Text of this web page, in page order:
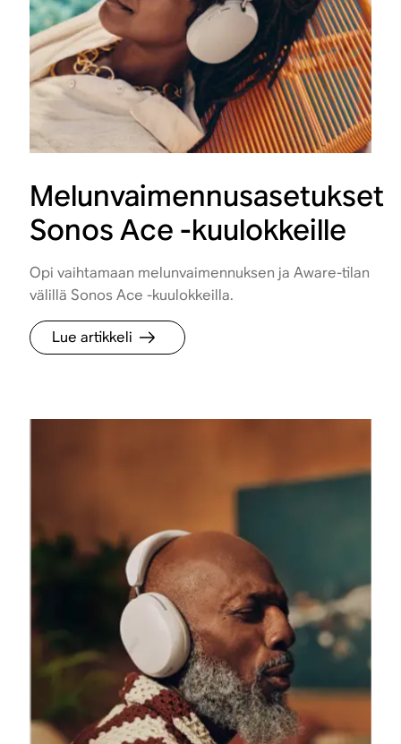
Melunvaimennusasetukset
Sonos Ace -kuulokkeille
Opi vaihtamaan melunvaimennuksen ja Aware-tilan
välillä Sonos Ace -kuulokkeilla.
Lue artikkeli